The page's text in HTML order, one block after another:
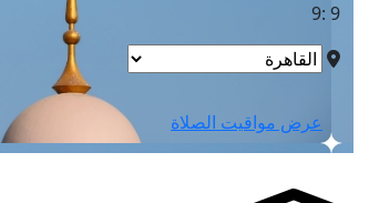
9 :9
عرض مواقيت الصلاة